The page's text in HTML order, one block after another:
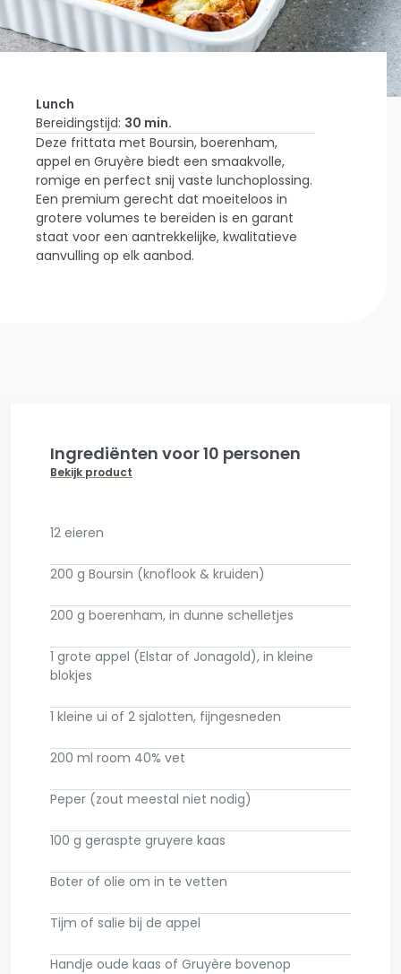
Home
Laat Je
Inspireren
Boursin &
Boerenham
Frittata
Met Appel
Lunch
Bereidingstijd: 30 min.
Deze frittata met Boursin, boerenham,
appel en Gruyère biedt een smaakvolle,
romige en perfect snij vaste lunchoplossing.
Een premium gerecht dat moeiteloos in
grotere volumes te bereiden is en garant
staat voor een aantrekkelijke, kwalitatieve
aanvulling op elk aanbod.
Ingrediënten voor 10 personen
Bekijk product
12 eieren
200 g Boursin (knoflook & kruiden)
200 g boerenham, in dunne schelletjes
1 grote appel (Elstar of Jonagold), in kleine
blokjes
1 kleine ui of 2 sjalotten, fijngesneden
200 ml room 40% vet
Peper (zout meestal niet nodig)
100 g geraspte gruyere kaas
Boter of olie om in te vetten
Tijm of salie bij de appel
Handje oude kaas of Gruyère bovenop